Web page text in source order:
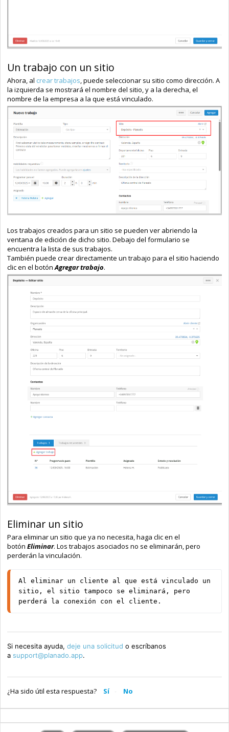
Un trabajo con un sitio
Ahora, al crear trabajos,puede seleccionar su sitio como dirección. A
la izquierda se mostrará el nombre del sitio, y a la derecha, el
nombre de la empresa a la que está vinculado.
Los trabajos creados para un sitio se pueden ver abriendo la
ventana de edición de dicho sitio. Debajo del formulario se
encuentra la lista de sus trabajos.
También puede crear directamente un trabajo para el sitio haciendo
clic en el botónAgregar trabajo.
Eliminar un sitio
Para eliminar un sitio que ya no necesita, haga clic en el
botón Eliminar. Los trabajos asociados no se eliminarán, pero
perderán la vinculación.
Al eliminar un cliente al que está vinculado un
sitio, el sitio tampoco se eliminará, pero
perderá la conexión con el cliente.
Si necesita ayuda, deje una solicitud o escríbanos
a support@planado.app.
¿Ha sido útil esta respuesta? Sí No